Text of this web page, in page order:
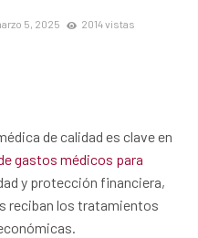
5, 2025 2014 vistas
de calidad es clave en
gastos médicos para
y protección financiera,
reciban los tratamientos